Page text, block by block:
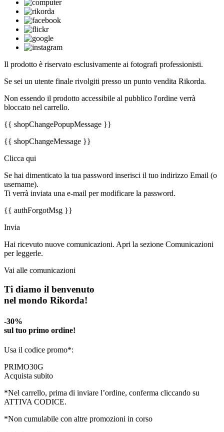
Il prodotto è riservato esclusivamente ai fotografi professionisti.
Se sei un utente finale rivolgiti presso un punto vendita Rikorda.
Non essendo il prodotto accessibile al pubblico l'ordine verrà
bloccato nel carrello.
{{ shopChangePopupMessage }}
{{ shopChangeMessage }}
Clicca qui
Se hai dimenticato la tua password inserisci il tuo indirizzo Email (o
username).
Ti verrà inviata una e-mail per modificare la password.
{{ authForgotMsg }}
Invia
Hai ricevuto nuove comunicazioni. Apri la sezione Comunicazioni
per leggerle.
Vai alle comunicazioni
Ti diamo il benvenuto
nel mondo Rikorda!
-30%
sul tuo primo ordine!
Usa il codice promo*:
PRIMO30G
Acquista subito
*Nel carrello, prima di inviare l’ordine, conferma cliccando su
ATTIVA CODICE.
*Non cumulabile con altre promozioni in corso